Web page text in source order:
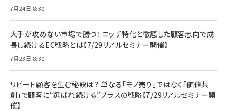
7月24日 8:30
大手が攻めない市場で勝つ！ ニッチ特化と徹底した顧客志向で成
長し続けるEC戦略とは【7/29リアルセミナー開催】
7月23日 8:30
リピート顧客を生む秘訣は？ 単なる「モノ売り」ではなく「価値共
創」で顧客に“選ばれ続ける”プラスの戦略【7/29リアルセミナー開
催】